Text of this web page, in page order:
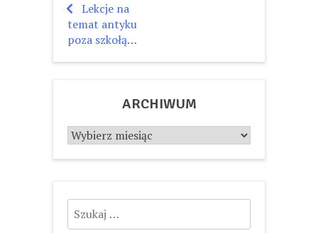
Nawigacja
wpisu
Lekcje na
temat antyku
poza szkołą…
ARCHIWUM
Archiwum
Szukaj: